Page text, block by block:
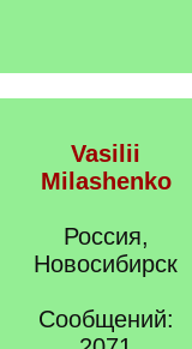
Vasilii
Milashenko
Россия,
Новосибирск
Сообщений: